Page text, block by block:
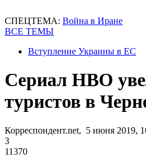
СПЕЦТЕМА: Война в Иране
ВСЕ ТЕМЫ
Вступление Украины в ЕС
Сериал HBO
туристов в
Корреспондент.net, 5 июня 2019,
3
11370